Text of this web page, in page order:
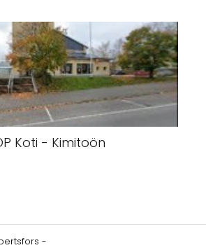
Koti - Kimitoön
-